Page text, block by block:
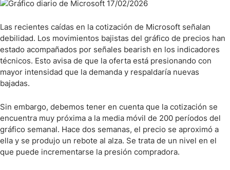
Las recientes caídas en la cotización de Microsoft señalan
debilidad. Los movimientos bajistas del gráfico de precios han
estado acompañados por señales bearish en los indicadores
técnicos. Esto avisa de que la oferta está presionando con
mayor intensidad que la demanda y respaldaría nuevas
bajadas.
Sin embargo, debemos tener en cuenta que la cotización se
encuentra muy próxima a la media móvil de 200 períodos del
gráfico semanal. Hace dos semanas, el precio se aproximó a
ella y se produjo un rebote al alza. Se trata de un nivel en el
que puede incrementarse la presión compradora.